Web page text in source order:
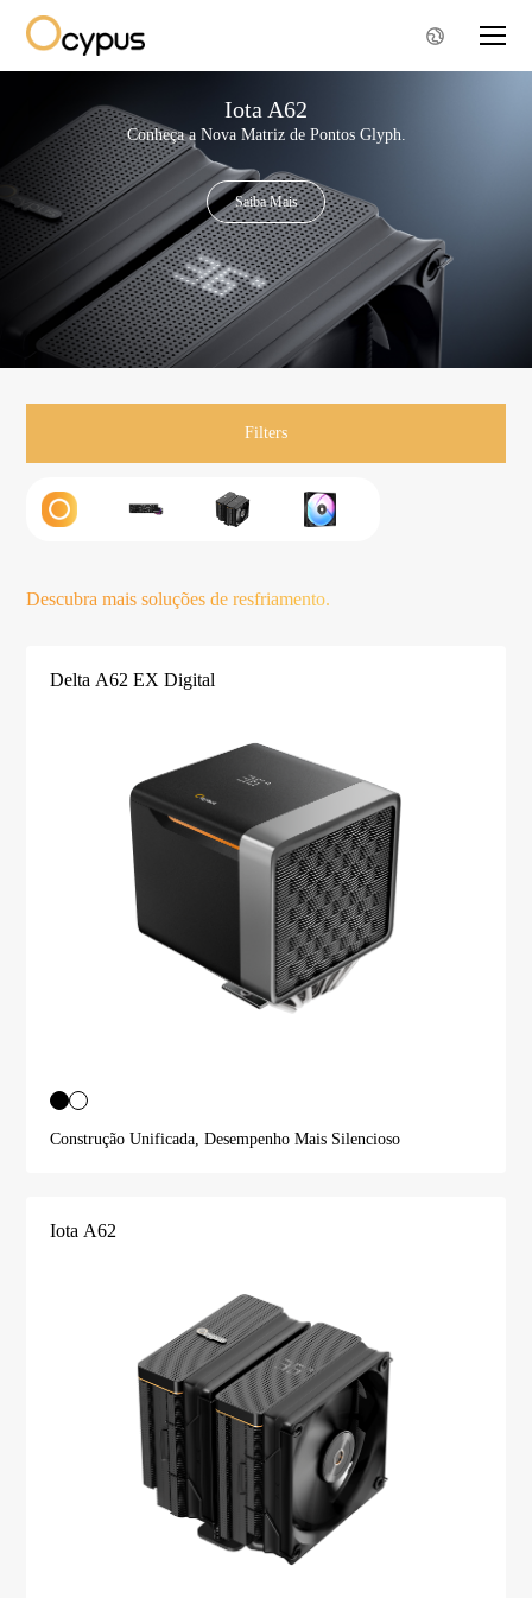
Iota A62
Conheça a Nova Matriz de Pontos Glyph.
Saiba Mais
Filters
Descubra mais soluções de resfriamento.
Delta A62 EX Digital
Construção Unificada, Desempenho Mais Silencioso
Iota A62